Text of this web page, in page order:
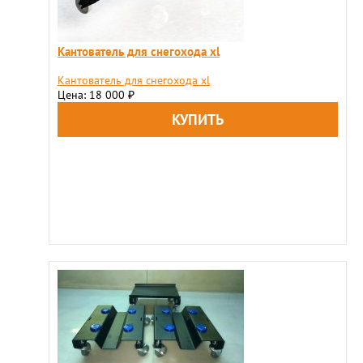
Кантователь для снегохода xl
Кантователь для снегохода xl
Цена: 18 000 ₽